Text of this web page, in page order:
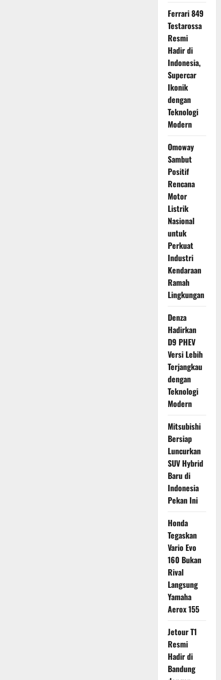
Ferrari 849
Testarossa
Resmi
Hadir di
Indonesia,
Supercar
Ikonik
dengan
Teknologi
Modern
Omoway
Sambut
Positif
Rencana
Motor
Listrik
Nasional
untuk
Perkuat
Industri
Kendaraan
Ramah
Lingkungan
Denza
Hadirkan
D9 PHEV
Versi Lebih
Terjangkau
dengan
Teknologi
Modern
Mitsubishi
Bersiap
Luncurkan
SUV Hybrid
Baru di
Indonesia
Pekan Ini
Honda
Tegaskan
Vario Evo
160 Bukan
Rival
Langsung
Yamaha
Aerox 155
Jetour T1
Resmi
Hadir di
Bandung